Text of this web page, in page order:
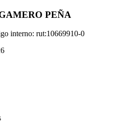
PEÑA
interno: rut:10669910-0